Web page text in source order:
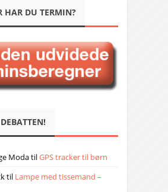
HAR DU TERMIN?
ModatilGPS tracker til børn
til Lampe med tissemand –